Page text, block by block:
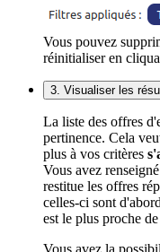
Vous pouvez
réinitialiser en
3. Visualiser les
La liste des offres
pertinence. Cela
plus à vos critères
Vous avez
restitue les offres
celles-ci sont
est le plus proche
Vous avez la